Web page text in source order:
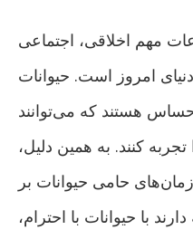
مهم اخلاقی، اجتماعی
امروز است. حیوانات
هستند که می‌توانند
کنند. به همین دلیل،
حامی حیوانات بر
با حیوانات با احترام،